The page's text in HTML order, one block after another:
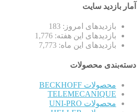
آمار بازدید سایت
بازدیدهای امروز: 183
بازدیدهای این هفته: 1,776
بازدیدهای این ماه: 7,773
دسته‌بندی محصولات
محصولات BECKHOFF
TELEMECANIQUE
محصولات UNI-PRO